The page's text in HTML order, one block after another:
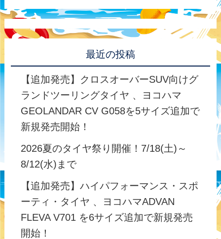
最近の投稿
【追加発売】クロスオーバーSUV向けグ
ランドツーリングタイヤ 、ヨコハマ
GEOLANDAR CV G058を5サイズ追加で
新規発売開始！
2026夏のタイヤ祭り開催！7/18(土)～
8/12(水)まで
【追加発売】ハイパフォーマンス・スポ
ーティ・タイヤ 、ヨコハマADVAN
FLEVA V701 を6サイズ追加で新規発売
開始！